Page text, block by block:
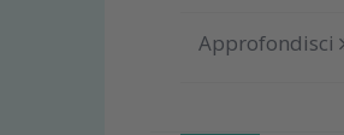
Approfondisci